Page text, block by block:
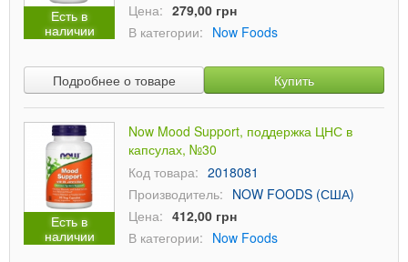
Есть в
наличии
Цена: 279,00 грн
В категории: Now Foods
Подробнее о товаре Купить
Есть в
наличии
Now Mood Support, поддержка ЦНС в
капсулах, №30
Код товара: 2018081
Производитель: NOW FOODS (США)
Цена: 412,00 грн
В категории: Now Foods